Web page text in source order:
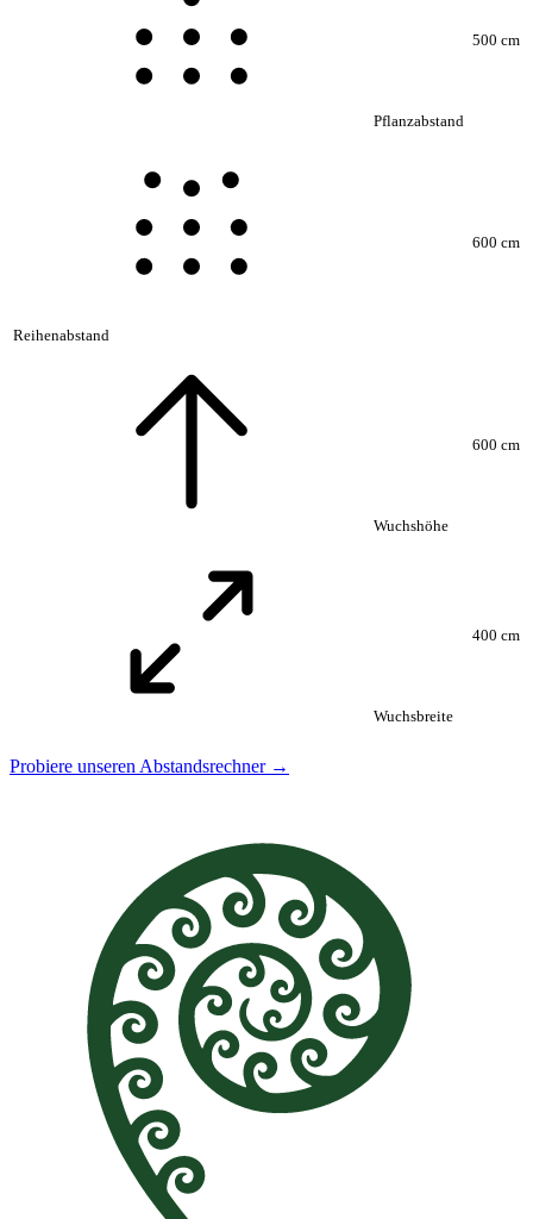
Pflanzabstand
500 cm
Reihenabstand
600 cm
Wuchshöhe
600 cm
Wuchsbreite
400 cm
Probiere unseren Abstandsrechner →